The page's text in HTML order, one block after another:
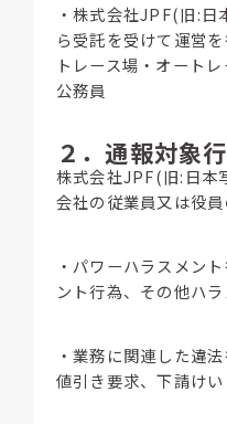
・株式会社JPF(旧:
ら受託を受けて運営
トレース場・オート
公務員
２．通報対象
株式会社JPF(旧:日本
会社の従業員又は役員
・パワーハラスメン
ント行為、その他ハ
・業務に関連した違
値引き要求、下請けい